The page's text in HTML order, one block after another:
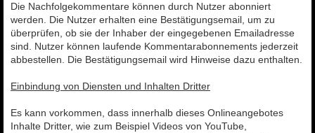
Die Nachfolgekommentare können durch Nutzer abonniert
werden. Die Nutzer erhalten eine Bestätigungsemail, um zu
überprüfen, ob sie der Inhaber der eingegebenen Emailadresse
sind. Nutzer können laufende Kommentarabonnements jederzeit
abbestellen. Die Bestätigungsemail wird Hinweise dazu enthalten.
Einbindung von Diensten und Inhalten Dritter
Es kann vorkommen, dass innerhalb dieses Onlineangebotes
Inhalte Dritter, wie zum Beispiel Videos von YouTube,